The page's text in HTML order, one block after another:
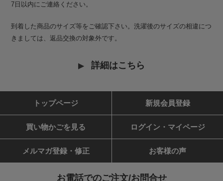
7日以内にご連絡ください。
到着した商品のサイズ等をご確認下さい。洗濯後のサイズの相違につ
きましては、返品交換の対象外です。
詳細はこちら
トップページ 新規会員登録
買い物かごを見る ログイン・マイページ
メルマガ登録・修正 お客様の声
お電話でのご注文/お問合せ